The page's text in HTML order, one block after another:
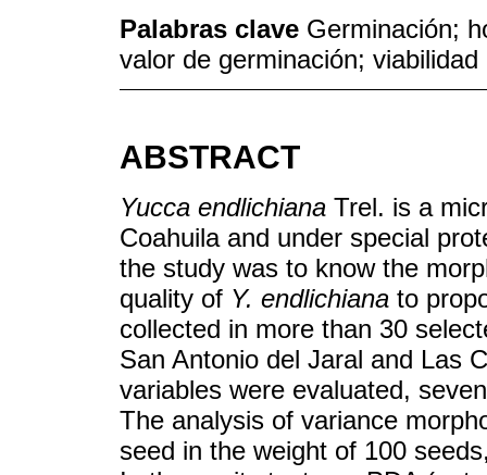
Palabras clave Germinación;
valor de germinación; viabilidad
ABSTRACT
Yucca endlichiana Trel. is a
Coahuila and under special
the study was to know the
quality of Y. endlichiana to
collected in more than 30
San Antonio del Jaral and Las
variables were evaluated,
The analysis of variance
seed in the weight of 100